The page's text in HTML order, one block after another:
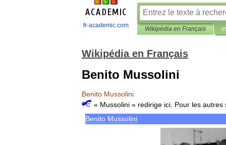
fr-academic.com Wikipédia en Français
Wikipédia en Français
Benito Mussolini
Benito Mussolini
« Mussolini » redirige ici Pour les autres
Benito Mussolini